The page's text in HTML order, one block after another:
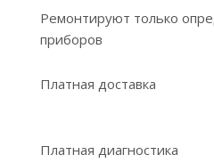
Ремонтируют только
приборов
Платная доставка
Платная диагностика